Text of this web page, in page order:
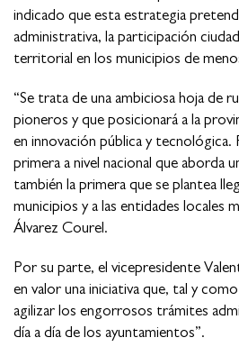
indicado que esta estrategia
administrativa, la participación
territorial en los municipios de
“Se trata de una ambiciosa hoja de
pioneros y que posicionará a la
en innovación pública y tecnológica.
primera a nivel nacional que aborda
también la primera que se plantea
municipios y a las entidades locales
Álvarez Courel.
Por su parte, el vicepresidente
en valor una iniciativa que, tal y
agilizar los engorrosos trámites
día a día de los ayuntamientos”.